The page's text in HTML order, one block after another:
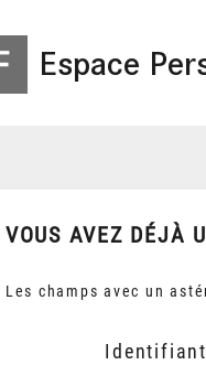
Espace
VOUS AVEZ DÉJÀ
Les champs avec un
Identifiant